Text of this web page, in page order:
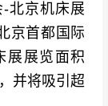
北京机床展
京首都国际
展展览面积
并将吸引超